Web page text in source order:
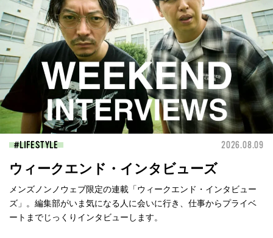
LIFESTYLE 2026.08.09
ウィークエンド・インタビューズ
メンズノンノウェブ限定の連載「ウィークエンド・インタビュー
ズ」。編集部がいま気になる人に会いに行き、仕事からプライベ
ートまでじっくりインタビューします。